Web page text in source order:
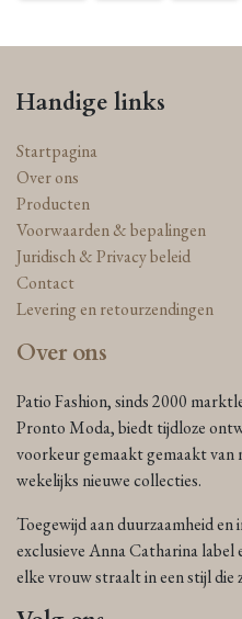
Handige links
Startpagina
Over ons
Producten
Voorwaarden & bepalingen
Juridisch & Privacy beleid
Contact
Levering en retourzendingen
Over ons
Patio Fashion, sinds 2000
Pronto Moda, biedt tijdloze
voorkeur gemaakt gemaakt
wekelijks nieuwe collecties.
Toegewijd aan duurzaamheid
exclusieve Anna Catharina
elke vrouw straalt in een stijl die